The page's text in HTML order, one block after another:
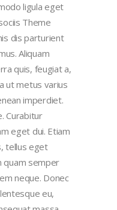
ligula eget
Theme
dis parturient
Aliquam
quis, feugiat a,
ut metus varius
imperdiet.
Curabitur
eget dui. Etiam
tellus eget
quam semper
neque. Donec
eu,